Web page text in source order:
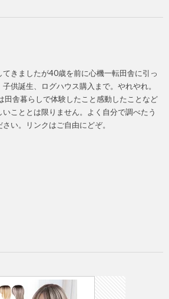
きましたが40歳を前に心機一転田舎に引っ
供誕生、ログハウス購入まで。やれやれ。
田舎暮らしで体験したこと感動したことなど
こととは限りません。よく自分で調べたう
い。リンクはご自由にどぞ。